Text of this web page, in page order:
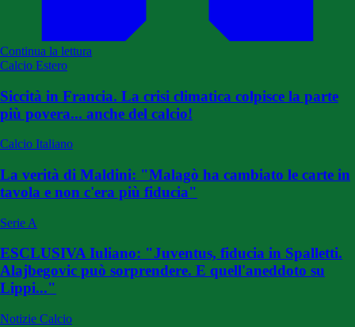
Continua la lettura
Calcio Estero
Siccità in Francia. La crisi climatica colpisce la parte
più povera... anche del calcio!
Calcio Italiano
La verità di Maldini: "Malagò ha cambiato le carte in
tavola e non c'era più fiducia"
Serie A
ESCLUSIVA Iuliano: "Juventus, fiducia in Spalletti.
Alajbegovic può sorprendere. E quell'aneddoto su
Lippi..."
Notizie Calcio